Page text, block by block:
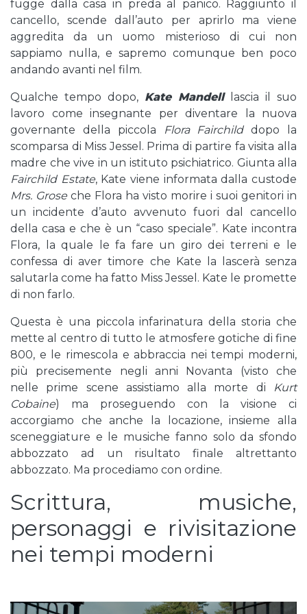
fugge dalla casa in preda al panico. Raggiunto il
cancello, scende dall’auto per aprirlo ma viene
aggredita da un uomo misterioso di cui non
sappiamo nulla, e sapremo comunque ben poco
andando avanti nel film.
Qualche tempo dopo, Kate Mandelllascia il suo
lavoro come insegnante per diventare la nuova
governante della piccola
Flora Fairchilddopo la
scomparsa di Miss Jessel. Prima di partire fa visita alla
madre che vive in un istituto psichiatrico. Giunta alla
Fairchild Estate, Kate viene informata dalla custode
Mrs. Grose che Flora ha visto morire i suoi genitori in
un incidente d’auto avvenuto fuori dal cancello
della casa e che è un “caso speciale”. Kate incontra
Flora, la quale le fa fare un giro dei terreni e le
confessa di aver timore che Kate la lascerà senza
salutarla come ha fatto Miss Jessel. Kate le promette
di non farlo.
Questa è una piccola infarinatura della storia che
mette al centro di tutto le atmosfere gotiche di fine
800, e le rimescola e abbraccia nei tempi moderni,
più precisemente negli anni Novanta (visto che
nelle prime scene assistiamo alla morte di
Kurt
Cobaine) ma proseguendo con la visione ci
accorgiamo che anche la locazione, insieme alla
sceneggiature e le musiche fanno solo da sfondo
abbozzato ad un risultato finale altrettanto
abbozzato. Ma procediamo con ordine.
Scrittura, musiche,
personaggi e rivisitazione
nei tempi moderni